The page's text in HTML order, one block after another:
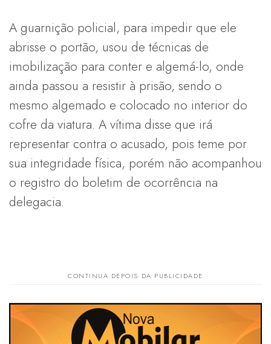
A guarnição policial, para impedir que ele
abrisse o portão, usou de técnicas de
imobilização para conter e algemá-lo, onde
ainda passou a resistir à prisão, sendo o
mesmo algemado e colocado no interior do
cofre da viatura. A vítima disse que irá
representar contra o acusado, pois teme por
sua integridade física, porém não acompanhou
o registro do boletim de ocorrência na
delegacia.